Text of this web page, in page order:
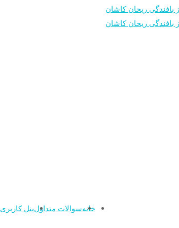
خانهسوالات متداولپنل کاربری